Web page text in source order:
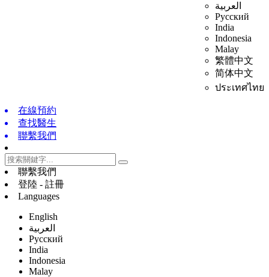
العربية
Русский
India
Indonesia
Malay
繁體中文
简体中文
ประเทศไทย
在線預約
查找醫生
聯繫我們
聯繫我們
登陸 - 註冊
Languages
English
العربية
Русский
India
Indonesia
Malay